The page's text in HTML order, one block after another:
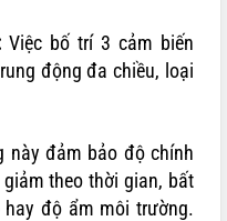
Việc bố trí 3 cảm biến
động đa chiều, loại
này đảm bảo độ chính
theo thời gian, bất
độ ẩm môi trường.